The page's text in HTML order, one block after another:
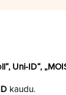
Uni-ID“,
kaudu.